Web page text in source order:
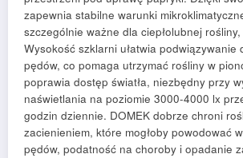
zapewnia stabilne warunki
szczególnie ważne dla ciepłolubnej
Wysokość szklarni ułatwia podwiązywanie
pędów, co pomaga utrzymać rośliny w
poprawia dostęp światła, niezbędny przy
naświetlania na poziomie 3000-4000 lx
godzin dziennie. DOMEK dobrze chroni
zacienieniem, które mogłoby powodować
pędów, podatność na choroby i opadanie